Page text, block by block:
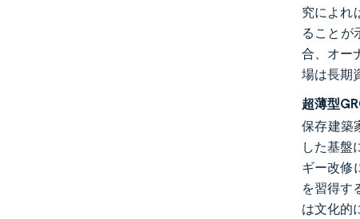
究によれ
ることが
合、オー
場は長期
超薄型
保存建築
した基盤
ギー改修
を習得す
は文化的